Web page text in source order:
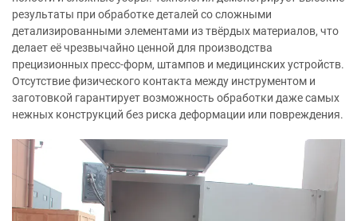
результаты при обработке деталей со сложными
детализированными элементами из твёрдых материалов, что
делает её чрезвычайно ценной для производства
прецизионных пресс-форм, штампов и медицинских устройств.
Отсутствие физического контакта между инструментом и
заготовкой гарантирует возможность обработки даже самых
нежных конструкций без риска деформации или повреждения.